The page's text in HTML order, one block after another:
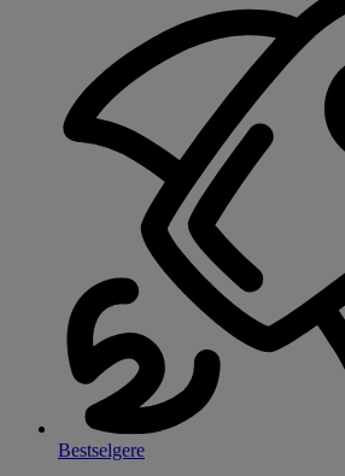
Bestselgere